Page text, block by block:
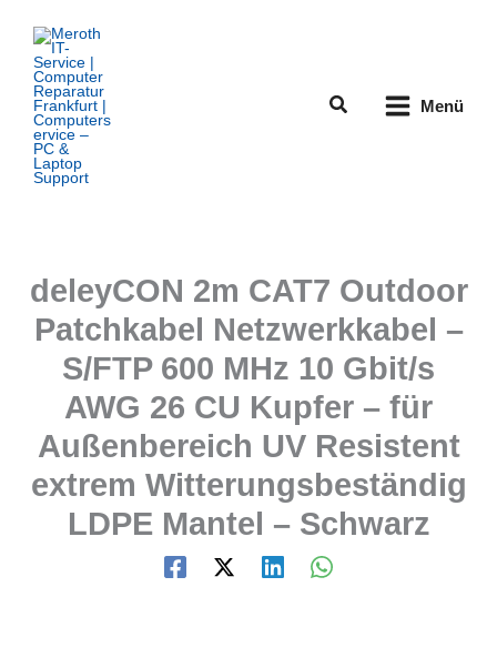
Inhalt
springen
Suchen Menü
deleyCON 2m CAT7 Outdoor
Patchkabel Netzwerkkabel –
S/FTP 600 MHz 10 Gbit/s
AWG 26 CU Kupfer – für
Außenbereich UV Resistent
extrem Witterungsbeständig
LDPE Mantel – Schwarz